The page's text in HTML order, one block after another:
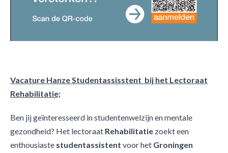
Vacature Hanze Studentassisstent bij het Lectoraat
Rehabilitatie;
Ben jij geïnteresseerd in studentenwelzijn en mentale
gezondheid? Het lectoraat Rehabilitatie zoekt een
enthousiaste studentassistent voor het Groningen